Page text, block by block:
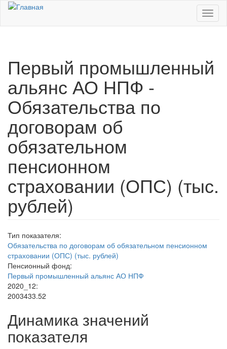
Перейти к основному содержанию
Первый промышленный
альянс АО НПФ -
Обязательства по
договорам об
обязательном
пенсионном
страховании (ОПС) (тыс.
рублей)
Тип показателя:
Обязательства по договорам об обязательном пенсионном
страховании (ОПС) (тыс. рублей)
Пенсионный фонд:
Первый промышленный альянс АО НПФ
2020_12:
2003433.52
Динамика значений
показателя